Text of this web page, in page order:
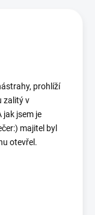
prohlíží
zalitý v
jak jsem je
majitel byl
otevřel.